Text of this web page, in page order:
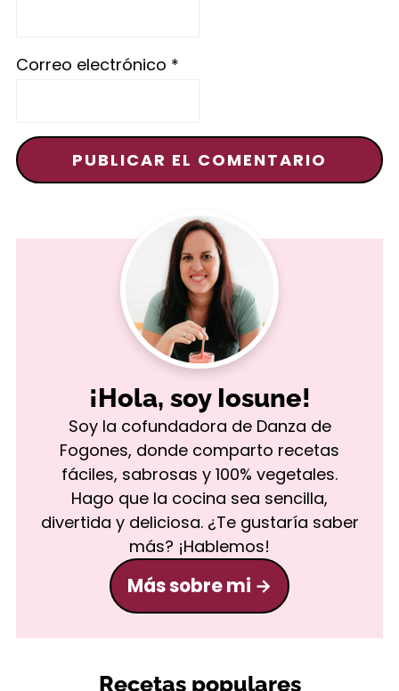
Correo electrónico *
¡Hola, soy Iosune!
Soy la cofundadora de Danza de
Fogones, donde comparto recetas
fáciles, sabrosas y 100% vegetales.
Hago que la cocina sea sencilla,
divertida y deliciosa. ¿Te gustaría saber
más? ¡Hablemos!
Más sobre mi
Recetas populares